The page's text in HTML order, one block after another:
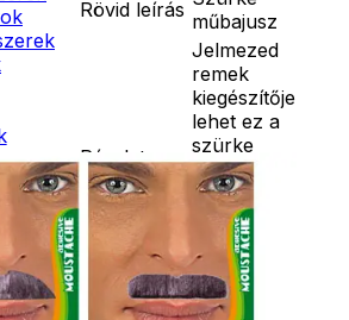
Rövid leírás műbajusz
Részletes
leírás
Jelmezed
remek
kiegészítője
lehet ez a
szürke
műbajusz!
Dobd fel vele
Te is a
jelmezedet. 6 -
féle
változatban.